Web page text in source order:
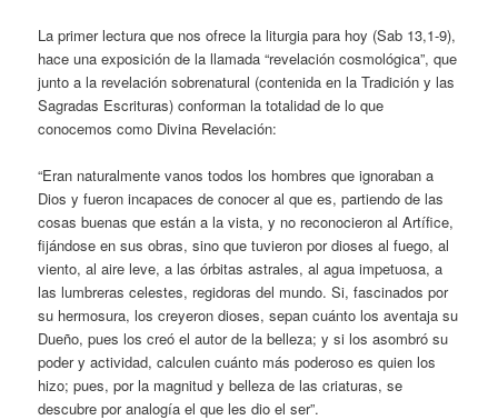
La primer lectura que nos ofrece la liturgia para hoy (Sab 13,1-9),
hace una exposición de la llamada “revelación cosmológica”, que
junto a la revelación sobrenatural (contenida en la Tradición y las
Sagradas Escrituras) conforman la totalidad de lo que
conocemos como Divina Revelación:
“Eran naturalmente vanos todos los hombres que ignoraban a
Dios y fueron incapaces de conocer al que es, partiendo de las
cosas buenas que están a la vista, y no reconocieron al Artífice,
fijándose en sus obras, sino que tuvieron por dioses al fuego, al
viento, al aire leve, a las órbitas astrales, al agua impetuosa, a
las lumbreras celestes, regidoras del mundo. Si, fascinados por
su hermosura, los creyeron dioses, sepan cuánto los aventaja su
Dueño, pues los creó el autor de la belleza; y si los asombró su
poder y actividad, calculen cuánto más poderoso es quien los
hizo; pues, por la magnitud y belleza de las criaturas, se
descubre por analogía el que les dio el ser”.